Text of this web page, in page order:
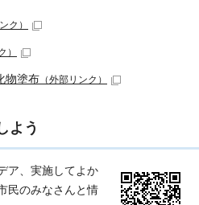
ク）
）
物塗布 （外部リンク）
よう
ア、実施してよか
民のみなさんと情